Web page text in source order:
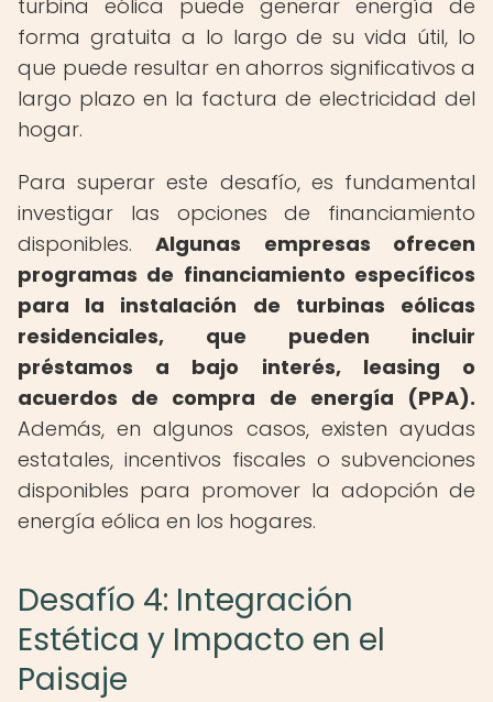
turbina eólica puede generar energía de
forma gratuita a lo largo de su vida útil, lo
que puede resultar en ahorros significativos a
largo plazo en la factura de electricidad del
hogar.
Para superar este desafío, es fundamental
investigar las opciones de financiamiento
disponibles.Algunas empresas ofrecen
programas de financiamiento específicos
para la instalación de turbinas eólicas
residenciales, que pueden incluir
préstamos a bajo interés, leasing o
acuerdos de compra de energía (PPA).
Además, en algunos casos, existen ayudas
estatales, incentivos fiscales o subvenciones
disponibles para promover la adopción de
energía eólica en los hogares.
Desafío 4: Integración
Estética y Impacto en el
Paisaje